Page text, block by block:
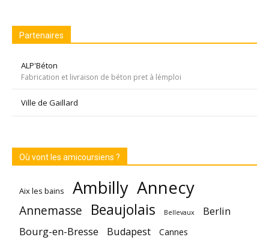
Partenaires
ALP'Béton
Fabrication et livraison de béton pret à lémploi
Ville de Gaillard
Où vont les amicoursiens ?
Aix les bains Ambilly Annecy
Annemasse Beaujolais Bellevaux Berlin
Bourg-en-Bresse Budapest Cannes